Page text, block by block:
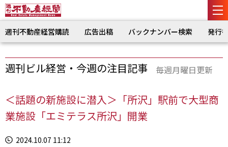
週刊不動産経営購読 広告出稿 バックナンバー検索 発行
週刊ビル経営・今週の注目記事 毎週月曜日更新
＜話題の新施設に潜入＞「所沢」駅前で大型商
業施設「エミテラス所沢」開業
2024.10.07 11:12